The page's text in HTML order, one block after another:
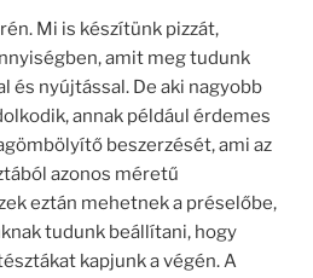
Mi is készítünk pizzát,
amit meg tudunk
és nyújtással. De aki nagyobb
annak például érdemes
beszerzését, ami az
azonos méretű
eztán mehetnek a préselőbe,
tudunk beállítani, hogy
kapjunk a végén. A